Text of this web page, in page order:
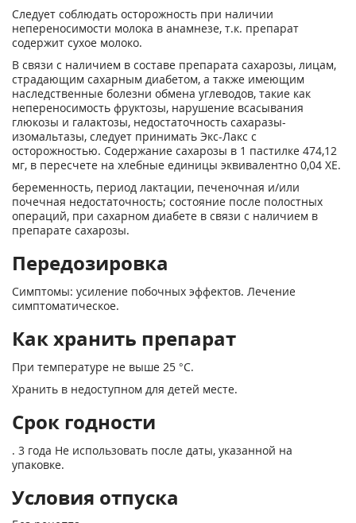
Следует соблюдать осторожность при наличии
непереносимости молока в анамнезе, т.к. препарат
содержит сухое молоко.
В связи с наличием в составе препарата сахарозы, лицам,
страдающим сахарным диабетом, а также имеющим
наследственные болезни обмена углеводов, такие как
непереносимость фруктозы, нарушение всасывания
глюкозы и галактозы, недостаточность сахаразы-
изомальтазы, следует принимать Экс-Лакс с
осторожностью. Содержание сахарозы в 1 пастилке 474,12
мг, в пересчете на хлебные единицы эквивалентно 0,04 ХЕ.
беременность, период лактации, печеночная и/или
почечная недостаточность; состояние после полостных
операций, при сахарном диабете в связи с наличием в
препарате сахарозы.
Передозировка
Симптомы: усиление побочных эффектов. Лечение
симптоматическое.
Как хранить препарат
При температуре не выше 25 °С.
Хранить в недоступном для детей месте.
Срок годности
. 3 года Не использовать после даты, указанной на
упаковке.
Условия отпуска